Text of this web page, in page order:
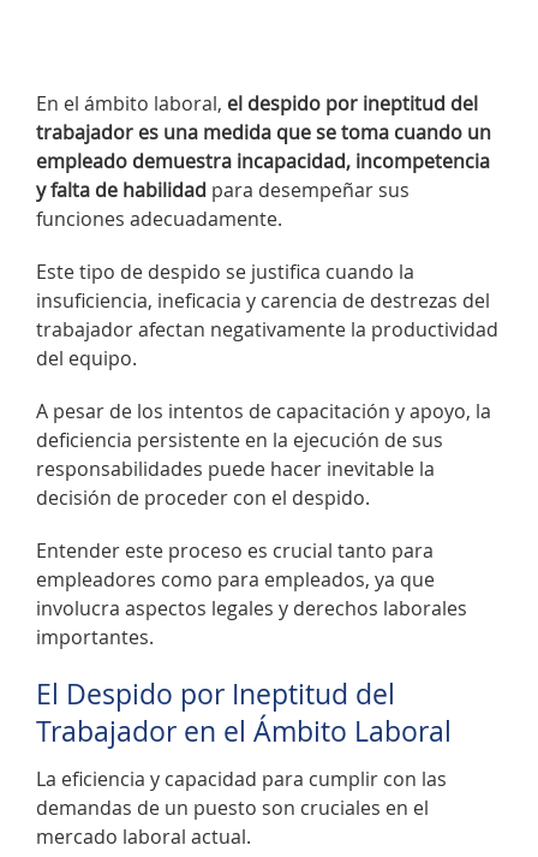
En el ámbito laboral, el despido por ineptitud del
trabajador es una medida que se toma cuando un
empleado demuestra incapacidad, incompetencia
y falta de habilidad para desempeñar sus
funciones adecuadamente.
Este tipo de despido se justifica cuando la
insuficiencia, ineficacia y carencia de destrezas del
trabajador afectan negativamente la productividad
del equipo.
A pesar de los intentos de capacitación y apoyo, la
deficiencia persistente en la ejecución de sus
responsabilidades puede hacer inevitable la
decisión de proceder con el despido.
Entender este proceso es crucial tanto para
empleadores como para empleados, ya que
involucra aspectos legales y derechos laborales
importantes.
El Despido por Ineptitud del
Trabajador en el Ámbito Laboral
La eficiencia y capacidad para cumplir con las
demandas de un puesto son cruciales en el
mercado laboral actual.